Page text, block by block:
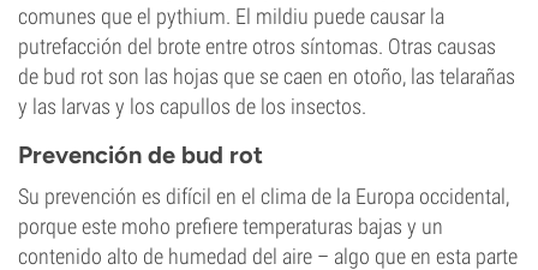
comunes que el pythium. El mildiu puede causar la
putrefacción del brote entre otros síntomas. Otras causas
de bud rot son las hojas que se caen en otoño, las telarañas
y las larvas y los capullos de los insectos.
Prevención de bud rot
Su prevención es difícil en el clima de la Europa occidental,
porque este moho prefiere temperaturas bajas y un
contenido alto de humedad del aire – algo que en esta parte